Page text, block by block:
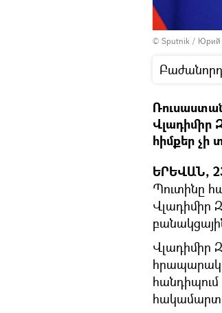
© Sputnik / Юрий
Վլադիմիր
հիմքեր չի
ԵՐԵՎԱՆ,
Պուտինը
Վլադիմիր
Վլադիմիր
հանդիպում